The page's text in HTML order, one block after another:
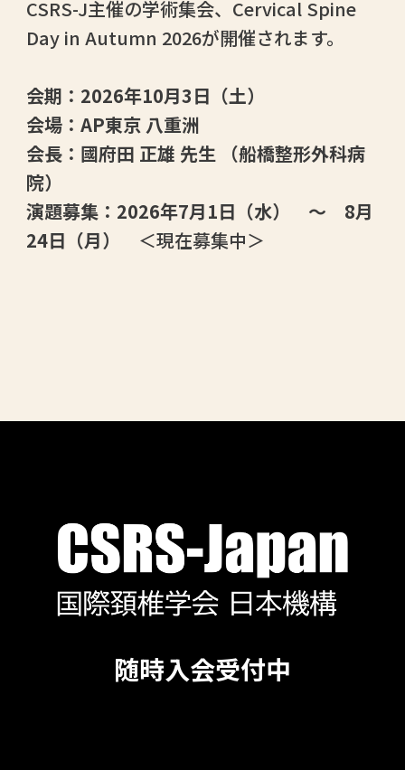
CSRS-J主催の学術集会、Cervical Spine
Day in Autumn 2026が開催されます。
会期：2026年10月3日（土）
会場：AP東京 八重洲
会長：國府田 正雄 先生 （船橋整形外科病
院）
演題募集：2026年7月1日（水） ～ 8月
24日（月）
＜現在募集中＞
随時入会受付中